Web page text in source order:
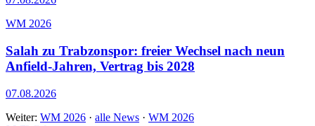
WM 2026
Salah zu Trabzonspor: freier Wechsel nach neun
Anfield-Jahren, Vertrag bis 2028
07.08.2026
Weiter: WM 2026 · alle News · WM 2026